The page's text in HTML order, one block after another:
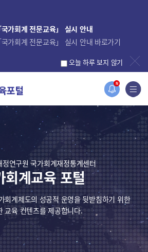
N
가회계 전문교육」 실시 안내
가회계 전문교육」 실시 안내 바로가기
오늘 하루 보지 않기
정연구원 국가회계재정통계센터
회계교육 포털
회계제도의 성공적 운영을 뒷받침하기 위한
교육 컨텐츠를 제공합니다.